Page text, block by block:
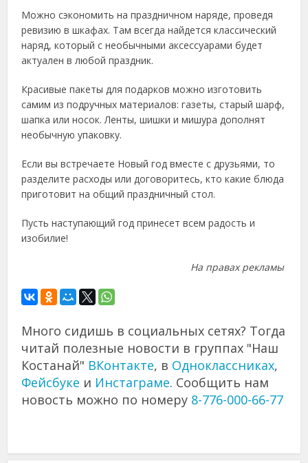
Можно сэкономить на праздничном наряде, проведя
ревизию в шкафах. Там всегда найдется классический
наряд, который с необычными аксессуарами будет
актуален в любой праздник.
Красивые пакеты для подарков можно изготовить
самим из подручных материалов: газеты, старый шарф,
шапка или носок. Ленты, шишки и мишура дополнят
необычную упаковку.
Если вы встречаете Новый год вместе с друзьями, то
разделите расходы или договоритесь, кто какие блюда
приготовит на общий праздничный стол.
Пусть наступающий год принесет всем радость и
изобилие!
На правах рекламы
Много сидишь в социальных сетях? Тогда
читай полезные новости в группах "Наш
Костанай" ВКонтакте, в Одноклассниках,
Фейсбуке и Инстаграме. Сообщить нам
новость можно по номеру 8-776-000-66-77